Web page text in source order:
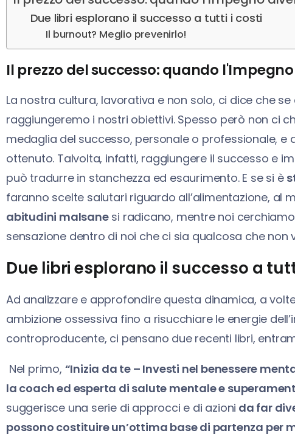
Due libri esplorano il successo a tutti i costi
Il burnout? Meglio prevenirlo!
Il prezzo del successo: quando
La nostra cultura, lavorativa e non solo, ci dice che
raggiungeremo i nostri obiettivi. Spesso però non ci
medaglia del successo, personale o professionale,
ottenuto. Talvolta, infatti, raggiungere il successo e
può tradurre in stanchezza ed esaurimento. E se si è
faranno scelte salutari riguardo all’alimentazione, al
abitudini malsanesi radicano, mentre noi
sensazione dentro di noi che ci sia qualcosa che non
Due libri esplorano il successo a
Ad analizzare e approfondire questa dinamica, a
ambizione ossessiva fino a risucchiare le energie
controproducente, ci pensano due recenti libri,
Nel primo, “Inizia da te – Investi nel benessere
la coach ed esperta di salute mentale e
suggerisce una serie di approcci e di azioni da far
possono costituire un’ottima base di partenza per